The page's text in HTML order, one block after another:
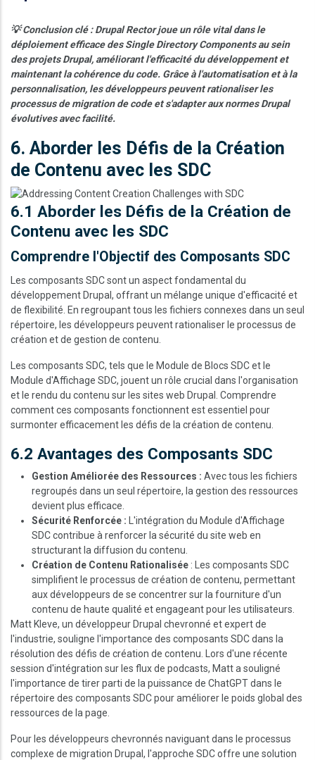
💡 Conclusion clé : Drupal Rector joue un rôle vital dans le
déploiement efficace des Single Directory Components au sein
des projets Drupal, améliorant l'efficacité du développement et
maintenant la cohérence du code. Grâce à l'automatisation et à la
personnalisation, les développeurs peuvent rationaliser les
processus de migration de code et s'adapter aux normes Drupal
évolutives avec facilité.
6. Aborder les Défis de la Création
de Contenu avec les SDC
Image
6.1 Aborder les Défis de la Création de
Contenu avec les SDC
Comprendre l'Objectif des Composants SDC
Les composants SDC sont un aspect fondamental du
développement Drupal, offrant un mélange unique d'efficacité et
de flexibilité. En regroupant tous les fichiers connexes dans un seul
répertoire, les développeurs peuvent rationaliser le processus de
création et de gestion de contenu.
Les composants SDC, tels que le Module de Blocs SDC et le
Module d'Affichage SDC, jouent un rôle crucial dans l'organisation
et le rendu du contenu sur les sites web Drupal. Comprendre
comment ces composants fonctionnent est essentiel pour
surmonter efficacement les défis de la création de contenu.
6.2 Avantages des Composants SDC
Gestion Améliorée des Ressources : Avec tous les fichiers
regroupés dans un seul répertoire, la gestion des ressources
devient plus efficace.
Sécurité Renforcée :
L'intégration du Module d'Affichage
SDC contribue à renforcer la sécurité du site web en
structurant la diffusion du contenu.
Création de Contenu Rationalisée : Les composants SDC
simplifient le processus de création de contenu, permettant
aux développeurs de se concentrer sur la fourniture d'un
contenu de haute qualité et engageant pour les utilisateurs.
Matt Kleve, un développeur Drupal chevronné et expert de
l'industrie, souligne l'importance des composants SDC dans la
résolution des défis de création de contenu. Lors d'une récente
session d'intégration sur les flux de podcasts, Matt a souligné
l'importance de tirer parti de la puissance de ChatGPT dans le
répertoire des composants SDC pour améliorer le poids global des
ressources de la page.
Pour les développeurs chevronnés naviguant dans le processus
complexe de migration Drupal, l'approche SDC offre une solution